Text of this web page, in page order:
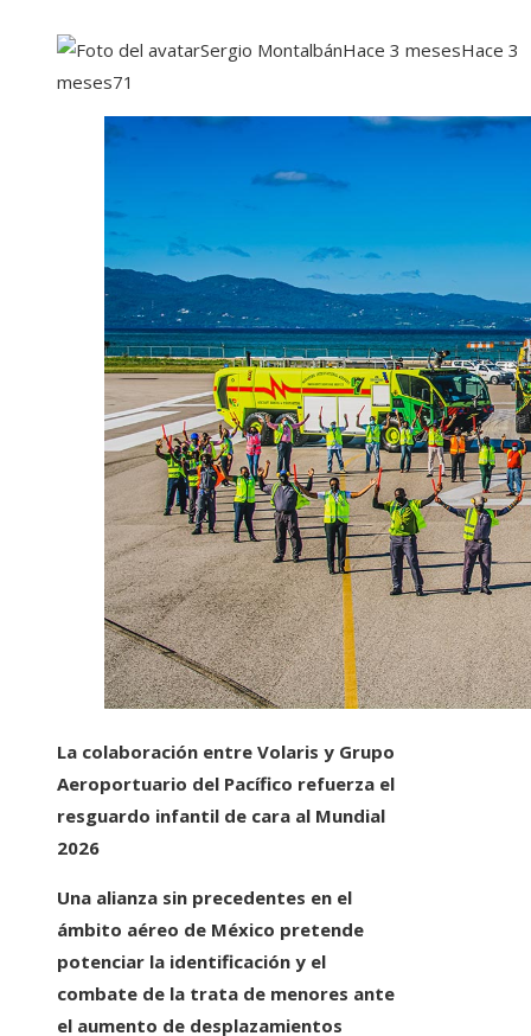
Sergio MontalbánHace 3 mesesHace 3
meses71
La colaboración entre Volaris y Grupo
Aeroportuario del Pacífico refuerza el
resguardo infantil de cara al Mundial
2026
Una alianza sin precedentes en el
ámbito aéreo de México pretende
potenciar la identificación y el
combate de la trata de menores ante
el aumento de desplazamientos